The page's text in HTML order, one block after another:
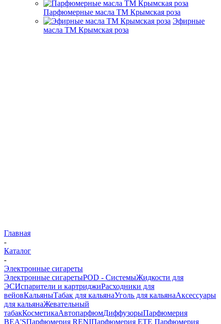
Парфюмерные масла ТМ Крымская роза
Эфирные
масла ТМ Крымская роза
Главная
-
Каталог
-
Электронные сигареты
Электронные сигаретыPOD - СистемыЖидкости для
ЭСИспарители и картриджиРасходники для
вейовКальяныТабак для кальянаУголь для кальянаАксессуары
для кальянаЖевательный
табакКосметикаАвтопарфюмДиффузорыПарфюмерия
BEA'SПарфюмерия RENIПарфюмерия ETE Парфюмерия